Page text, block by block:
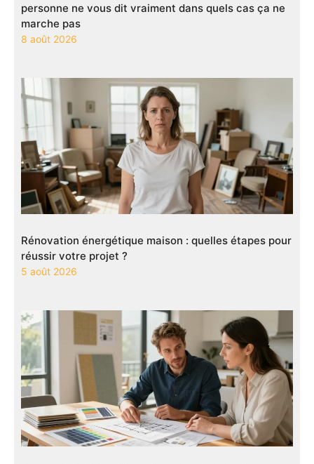
personne ne vous dit vraiment dans quels cas ça ne
marche pas
8 août 2026
Rénovation énergétique maison : quelles étapes pour
réussir votre projet ?
5 août 2026